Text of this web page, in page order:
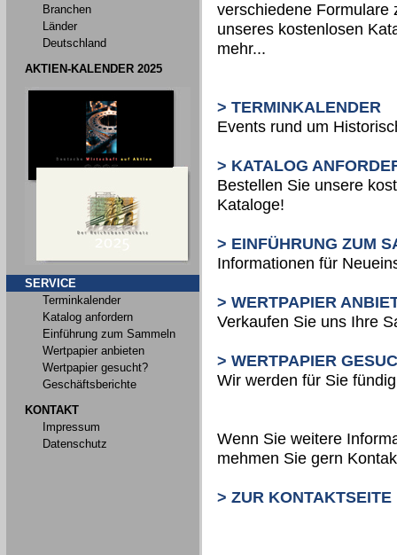
Branchen
Länder
Deutschland
AKTIEN-KALENDER 2025
SERVICE
Terminkalender
Katalog anfordern
Einführung zum Sammeln
Wertpapier anbieten
Wertpapier gesucht?
Geschäftsberichte
KONTAKT
Impressum
Datenschutz
verschiedene Formulare
unseres kostenlosen
mehr...
> TERMINKALENDER
Events rund um
> KATALOG
Bestellen Sie unsere
Kataloge!
> EINFÜHRUNG ZUM
Informationen für
> WERTPAPIER
Verkaufen Sie uns Ihre
> WERTPAPIER
Wir werden für Sie
Wenn Sie weitere
mehmen Sie gern
> ZUR KONTAKTSEITE